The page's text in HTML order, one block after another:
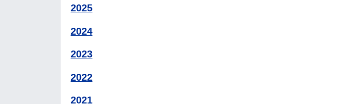
2025
2024
2023
2022
2021